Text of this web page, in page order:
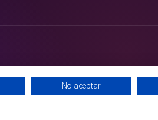
No aceptar